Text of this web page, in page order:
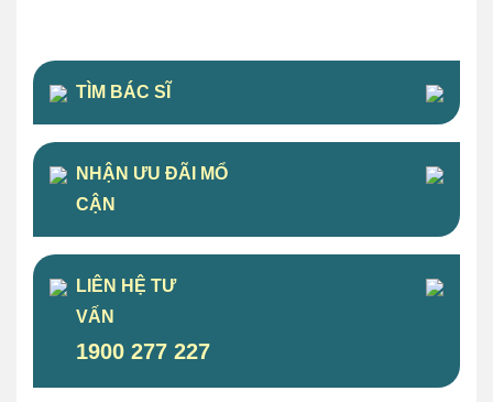
TÌM BÁC SĨ
NHẬN ƯU ĐÃI MỔ
CẬN
LIÊN HỆ TƯ
VẤN
1900 277 227